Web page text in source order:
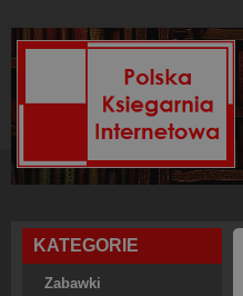
KATEGORIE
Zabawki